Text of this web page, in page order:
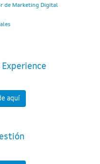
de Marketing Digital
aquí